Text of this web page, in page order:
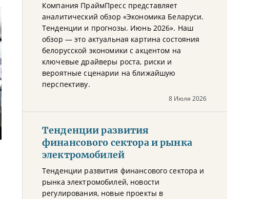
Компания ПраймПресс представляет
аналитический обзор «Экономика Беларуси.
Тенденции и прогнозы. Июнь 2026». Наш
обзор — это актуальная картина состояния
белорусской экономики с акцентом на
ключевые драйверы роста, риски и
вероятные сценарии на ближайшую
перспективу.
8 Июля 2026
Тенденции развития
финансового сектора и рынка
электромобилей
Тенденции развития финансового сектора и
рынка электромобилей, новости
регулирования, новые проекты в